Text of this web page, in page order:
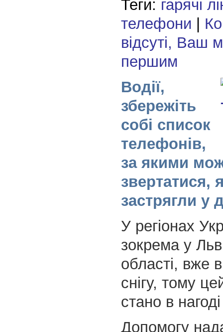
Теги: гарячі
телефони
відсуті, Ваш
першим
Водії,
збережіть
собі список
телефонів,
за якими
звертатися,
застрягли у
У регіонах
зокрема у
області, вже
снігу, тому
стано в
Допомогу